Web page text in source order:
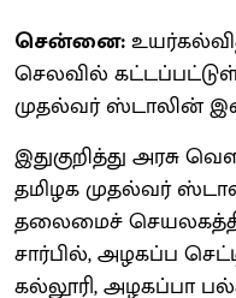
சென்னை:
செலவில்
முதல்வர் ஸ்டாலின்
இதுகுறித்து அரசு
தமிழக முதல்வர்
தலைமைச்
சார்பில், அழகப்ப
கல்லூரி, அழகப்பா